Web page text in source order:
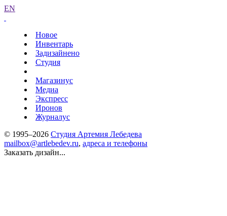
EN
Новое
Инвентарь
Задизайнено
Студия
Магазинус
Медиа
Экспресс
Иронов
Журналус
© 1995–2026 Студия Артемия Лебедева
mailbox@artlebedev.ru, адреса и телефоны
Заказать дизайн...